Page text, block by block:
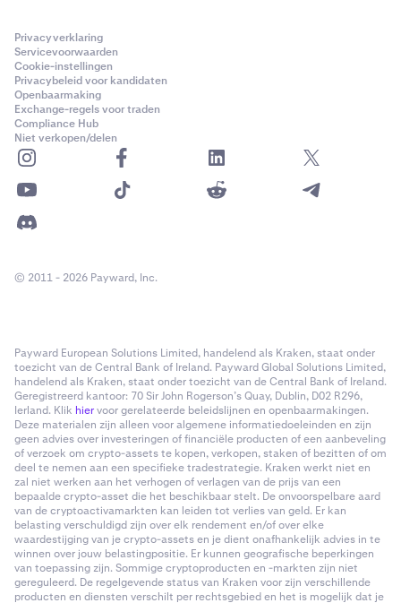
Privacyverklaring
Servicevoorwaarden
Cookie-instellingen
Privacybeleid voor kandidaten
Openbaarmaking
Exchange-regels voor traden
Compliance Hub
Niet verkopen/delen
© 2011 - 2026 Payward, Inc.
Payward European Solutions Limited, handelend als Kraken, staat onder
toezicht van de Central Bank of Ireland. Payward Global Solutions Limited,
handelend als Kraken, staat onder toezicht van de Central Bank of Ireland.
Geregistreerd kantoor: 70 Sir John Rogerson’s Quay, Dublin, D02 R296,
Ierland. Klik hiervoor gerelateerde beleidslijnen en openbaarmakingen.
Deze materialen zijn alleen voor algemene informatiedoeleinden en zijn
geen advies over investeringen of financiële producten of een aanbeveling
of verzoek om crypto-assets te kopen, verkopen, staken of bezitten of om
deel te nemen aan een specifieke tradestrategie. Kraken werkt niet en
zal niet werken aan het verhogen of verlagen van de prijs van een
bepaalde crypto-asset die het beschikbaar stelt. De onvoorspelbare aard
van de cryptoactivamarkten kan leiden tot verlies van geld. Er kan
belasting verschuldigd zijn over elk rendement en/of over elke
waardestijging van je crypto-assets en je dient onafhankelijk advies in te
winnen over jouw belastingpositie. Er kunnen geografische beperkingen
van toepassing zijn. Sommige cryptoproducten en -markten zijn niet
gereguleerd. De regelgevende status van Kraken voor zijn verschillende
producten en diensten verschilt per rechtsgebied en het is mogelijk dat je